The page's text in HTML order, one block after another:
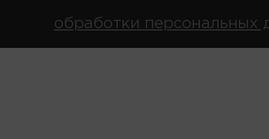
обработки персональных